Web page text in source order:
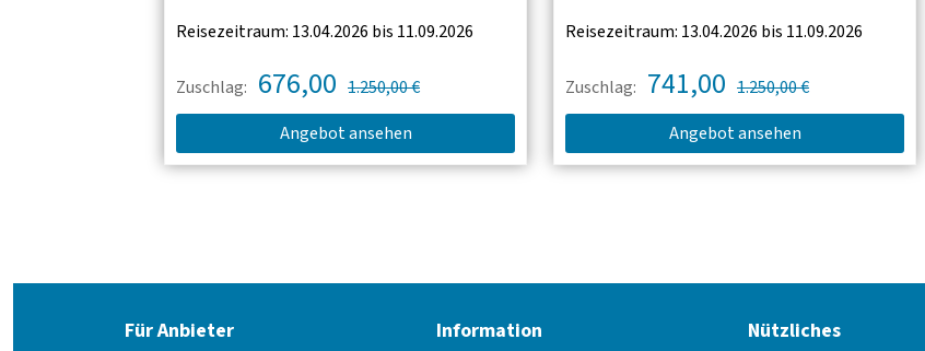
Reisezeitraum: 13.04.2026 bis 11.09.2026
Zuschlag: 676,00 1.250,00 €
Angebot ansehen
Reisezeitraum: 13.04.2026 bis 11.09.2026
Zuschlag: 741,00 1.250,00 €
Angebot ansehen
Für Anbieter Information Nützliches